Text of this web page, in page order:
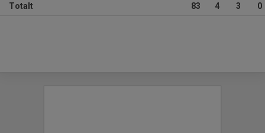
Totalt 83 4 3 0